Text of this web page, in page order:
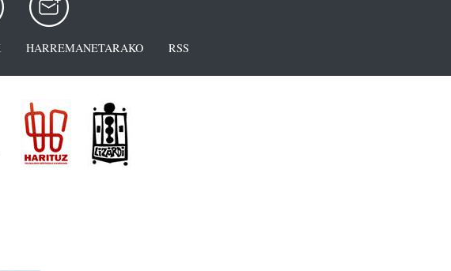
HARREMANETARAKO RSS